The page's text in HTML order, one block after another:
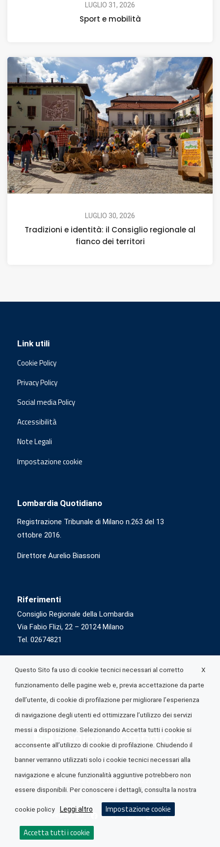
LUGLIO 31, 2026
Sport e mobilità
LUGLIO 30, 2026
Tradizioni e identità: il Consiglio regionale al
fianco dei territori
Link utili
Cookie Policy
Privacy Policy
Social media Policy
Accessibilità
Note Legali
Impostazione cookie
Lombardia Quotidiano
Registrazione Tribunale di Milano n.263 del 13
ottobre 2016.
Direttore Aurelio Biassoni
Riferimenti
Consiglio Regionale della Lombardia
Via Fabio Flizi, 22 – 20124 Milano
Tel. 02674821
© 2026 Lombardia Quotidiano è realizzato daA.R.I.A.
Seguici su
X
Questo Sito fa uso di cookie tecnici necessari al corretto
funzionamento delle pagine web e, previa accettazione da parte
dell’utente, di cookie di profilazione per migliorare l’esperienza
di navigazione degli utenti ed ottimizzare l’utilizzo dei servizi
messi a disposizione. Selezionando Accetta tutti i cookie si
acconsente all’utilizzo di cookie di profilazione. Chiudendo il
banner verranno utilizzati solo i cookie tecnici necessari alla
navigazione e alcune funzionalità aggiuntive potrebbero non
essere disponibili. Per conoscere i dettagli, consulta la nostra
cookie policy Leggi altro Impostazione cookie
Accetta tutti i cookie